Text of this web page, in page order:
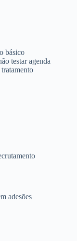
básico
testar agenda
adesões